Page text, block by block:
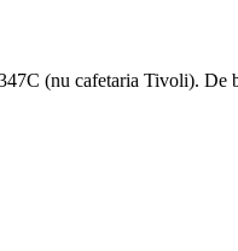
(nu cafetaria Tivoli). De